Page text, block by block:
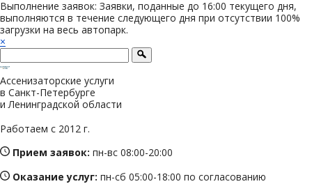
Выполнение заявок: Заявки, поданные до 16:00 текущего дня,
выполняются в течение следующего дня при отсутствии 100%
загрузки на весь автопарк.
×
Ассенизаторские услуги
в Санкт-Петербурге
и Ленинградской области
Работаем с 2012 г.
Прием заявок: пн-вс 08:00-20:00
Оказание услуг: пн-сб 05:00-18:00 по согласованию